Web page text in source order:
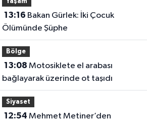
13:16
Ölümünde Şüphe
Bölge
13:08
bağlayarak üzerinde ot taşıdı
Siyaset
12:54